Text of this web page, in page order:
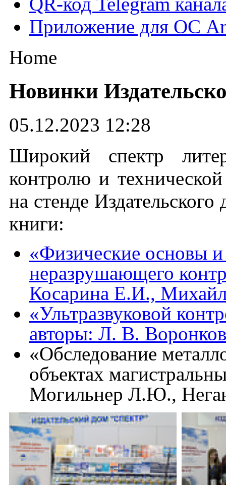
Приложение для ОС
Home
Новинки
05.12.2023 12:28
Широкий спектр
контролю и
на стенде
книги:
«Физические основы
неразрушающего
Косарина Е.И.,
«Ультразвуковой
авторы: Л. В.
«Обследование
объектах
Могильнер Л.Ю.,